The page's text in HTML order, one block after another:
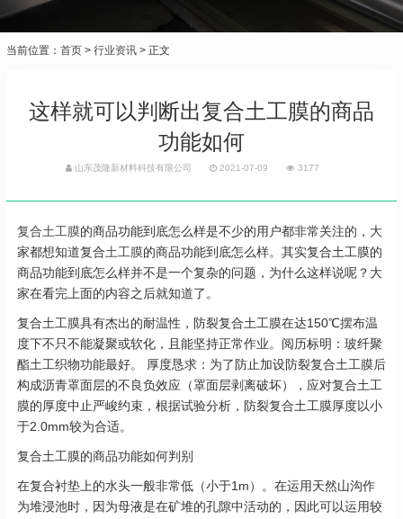
当前位置： 首页 > 行业资讯 > 正文
这样就可以判断出复合土工膜的商品
功能如何
山东茂隆新材料科技有限公司 2021-07-09 3177
复合土工膜的商品功能到底怎么样是不少的用户都非常关注的，大
家都想知道复合土工膜的商品功能到底怎么样。其实复合土工膜的
商品功能到底怎么样并不是一个复杂的问题，为什么这样说呢？大
家在看完上面的内容之后就知道了。
复合土工膜具有杰出的耐温性，防裂复合土工膜在达150℃摆布温
度下不只不能凝聚或软化，且能坚持正常作业。阅历标明：玻纤聚
酯土工织物功能最好。 厚度恳求：为了防止加设防裂复合土工膜后
构成沥青罩面层的不良负效应（罩面层剥离破坏），应对复合土工
膜的厚度中止严峻约束，根据试验分析，防裂复合土工膜厚度以小
于2.0mm较为合适。
复合土工膜的商品功能如何判别
在复合衬垫上的水头一般非常低（小于1m）。在运用天然山沟作
为堆浸池时，因为母液是在矿堆的孔隙中活动的，因此可以运用较